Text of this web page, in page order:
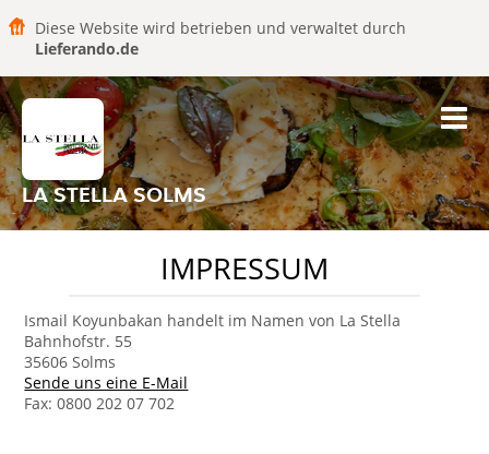
Diese Website wird betrieben und verwaltet durch
Lieferando.de
LA STELLA SOLMS
IMPRESSUM
Ismail Koyunbakan handelt im Namen von La Stella
Bahnhofstr. 55
35606 Solms
Sende uns eine E-Mail
Fax: 0800 202 07 702